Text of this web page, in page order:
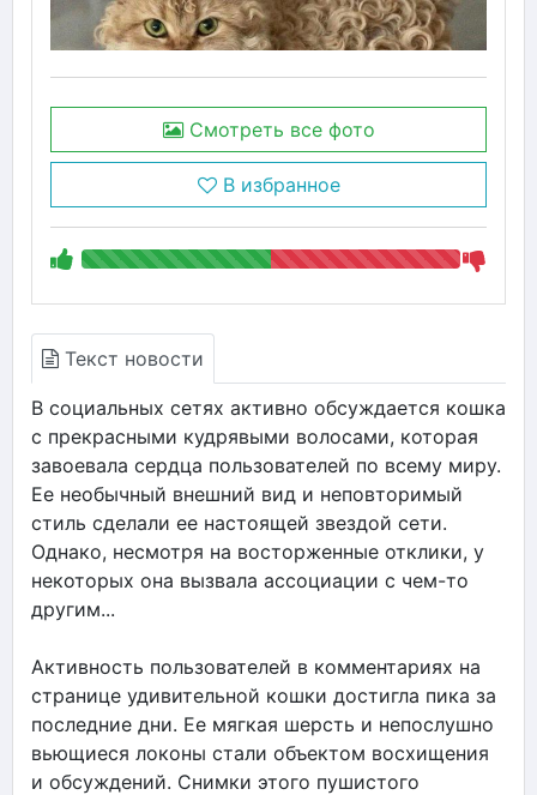
Смотреть все фото
В избранное
Текст новости
В социальных сетях активно обсуждается кошка
с прекрасными кудрявыми волосами, которая
завоевала сердца пользователей по всему миру.
Ее необычный внешний вид и неповторимый
стиль сделали ее настоящей звездой сети.
Однако, несмотря на восторженные отклики, у
некоторых она вызвала ассоциации с чем-то
другим...
Активность пользователей в комментариях на
странице удивительной кошки достигла пика за
последние дни. Ее мягкая шерсть и непослушно
вьющиеся локоны стали объектом восхищения
и обсуждений. Снимки этого пушистого